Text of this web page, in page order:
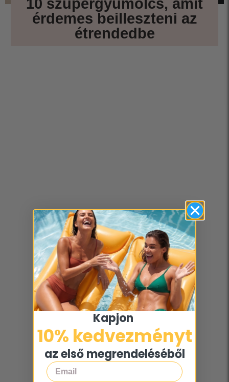
10 szupergyümölcs, amit
érdemes beilleszteni az
étrendedbe
Kapjon ​
10% kedvezményt​
az első megrendeléséből
Email